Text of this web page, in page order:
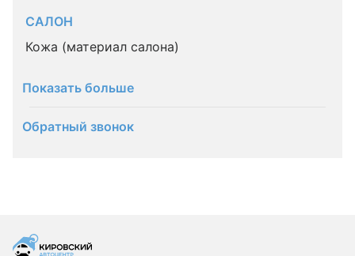
САЛОН
Кожа (материал салона)
Показать больше
Обратный звонок